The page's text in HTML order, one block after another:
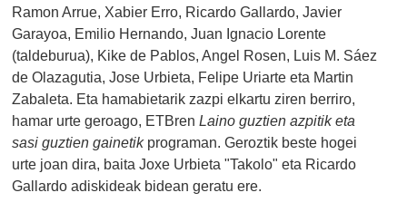
Ramon Arrue, Xabier Erro, Ricardo Gallardo, Javier
Garayoa, Emilio Hernando, Juan Ignacio Lorente
(taldeburua), Kike de Pablos, Angel Rosen, Luis M. Sáez
de Olazagutia, Jose Urbieta, Felipe Uriarte eta Martin
Zabaleta. Eta hamabietarik zazpi elkartu ziren berriro,
hamar urte geroago, ETBrenLaino guztien azpitik eta
sasi guztien gainetikprograman. Geroztik beste hogei
urte joan dira, baita Joxe Urbieta "Takolo" eta Ricardo
Gallardo adiskideak bidean geratu ere.